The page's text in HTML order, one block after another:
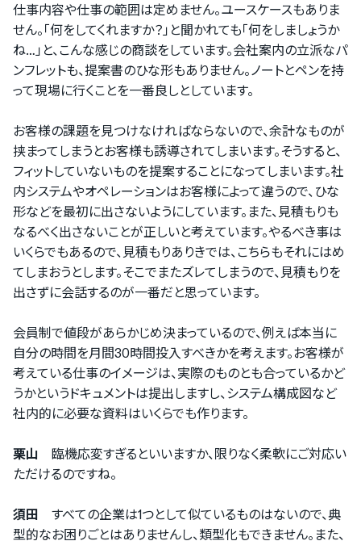
ログインするサービスの選択
『PRONIアイミツ』
『PRONIアイミツメンバーズ』
仕事内容や仕事の範囲は定めません。ユースケースもありま
せん。「何をしてくれますか？」と聞かれても「何をしましょうか
ね…」と、こんな感じの商談をしています。会社案内の立派なパ
ンフレットも、提案書のひな形もありません。ノートとペンを持
って現場に行くことを一番良しとしています。
お客様の課題を見つけなければならないので、余計なものが
挟まってしまうとお客様も誘導されてしまいます。そうすると、
フィットしていないものを提案することになってしまいます。社
内システムやオペレーションはお客様によって違うので、ひな
形などを最初に出さないようにしています。また、見積もりも
なるべく出さないことが正しいと考えています。やるべき事は
いくらでもあるので、見積もりありきでは、こちらもそれにはめ
てしまおうとします。そこでまたズレてしまうので、見積もりを
出さずに会話するのが一番だと思っています。
会員制で値段があらかじめ決まっているので、例えば本当に
自分の時間を月間30時間投入すべきかを考えます。お客様が
考えている仕事のイメージは、実際のものとも合っているかど
うかというドキュメントは提出しますし、システム構成図など
社内的に必要な資料はいくらでも作ります。
栗山 臨機応変すぎるといいますか、限りなく柔軟にご対応い
ただけるのですね。
須田 すべての企業は1つとして似ているものはないので、典
型的なお困りごとはありませんし、類型化もできません。また、